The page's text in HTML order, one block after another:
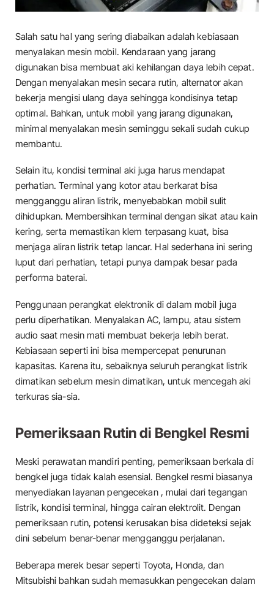
Salah satu hal yang sering diabaikan adalah kebiasaan
menyalakan mesin mobil. Kendaraan yang jarang
digunakan bisa membuat aki kehilangan daya lebih cepat.
Dengan menyalakan mesin secara rutin, alternator akan
bekerja mengisi ulang daya sehingga kondisinya tetap
optimal. Bahkan, untuk mobil yang jarang digunakan,
minimal menyalakan mesin seminggu sekali sudah cukup
membantu.
Selain itu, kondisi terminal aki juga harus mendapat
perhatian. Terminal yang kotor atau berkarat bisa
mengganggu aliran listrik, menyebabkan mobil sulit
dihidupkan. Membersihkan terminal dengan sikat atau kain
kering, serta memastikan klem terpasang kuat, bisa
menjaga aliran listrik tetap lancar. Hal sederhana ini sering
luput dari perhatian, tetapi punya dampak besar pada
performa baterai.
Penggunaan perangkat elektronik di dalam mobil juga
perlu diperhatikan. Menyalakan AC, lampu, atau sistem
audio saat mesin mati membuat bekerja lebih berat.
Kebiasaan seperti ini bisa mempercepat penurunan
kapasitas. Karena itu, sebaiknya seluruh perangkat listrik
dimatikan sebelum mesin dimatikan, untuk mencegah aki
terkuras sia-sia.
Pemeriksaan Rutin di Bengkel Resmi
Meski perawatan mandiri penting, pemeriksaan berkala di
bengkel juga tidak kalah esensial. Bengkel resmi biasanya
menyediakan layanan pengecekan , mulai dari tegangan
listrik, kondisi terminal, hingga cairan elektrolit. Dengan
pemeriksaan rutin, potensi kerusakan bisa dideteksi sejak
dini sebelum benar-benar mengganggu perjalanan.
Beberapa merek besar seperti Toyota, Honda, dan
Mitsubishi bahkan sudah memasukkan pengecekan dalam